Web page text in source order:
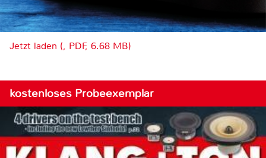
Jetzt laden (, PDF, 6.68 MB)
kostenloses Probeexemplar